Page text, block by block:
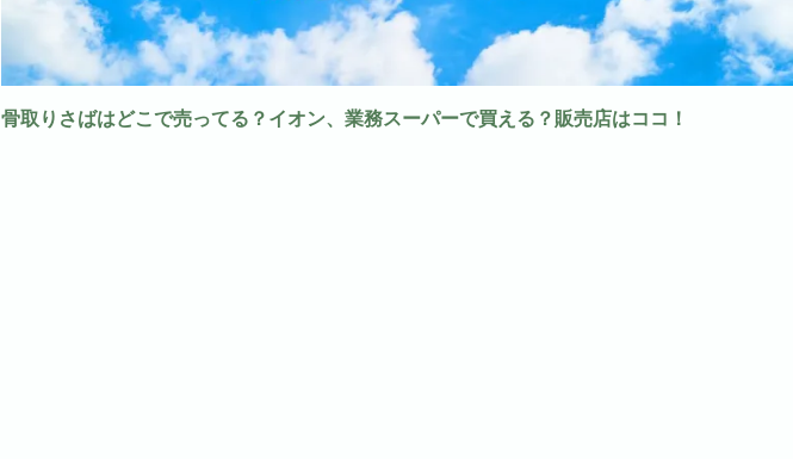
骨取りさばはどこで売ってる？イオン、業務スーパーで買える？販売店はココ！